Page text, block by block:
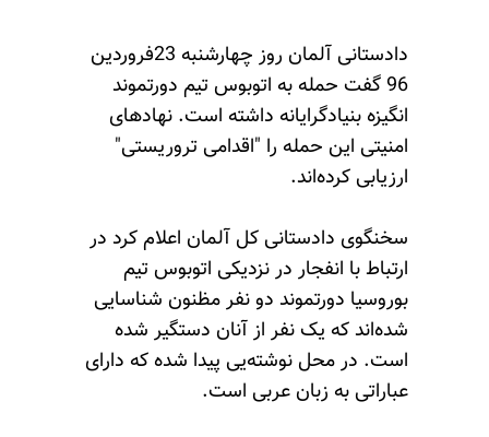
دادستانی آلمان روز چهارشنبه 23فروردین
96 گفت حمله به اتوبوس تیم دورتموند
انگیزه بنیادگرایانه داشته است. نهادهای
امنیتی این حمله را "اقدامی تروریستی"
ارزیابی کرد‌ه‌اند.
سخنگوی دادستانی کل آلمان اعلام کرد در
ارتباط با انفجار در نزدیکی اتوبوس تیم
بوروسیا دورتموند دو نفر مظنون شناسایی
شده‌اند که یک نفر از آنان دستگیر شده
است. در محل نوشته‌یی پیدا شده که دارای
عباراتی به زبان عربی است.